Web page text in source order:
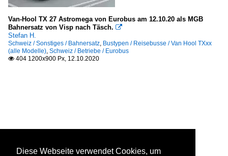
Van-Hool TX 27 Astromega von Eurobus am 12.10.20 als MGB
Bahnersatz von Visp nach Täsch. 
Stefan H.
Schweiz / Sonstiges / Bahnersatz, Bustypen / Reisebusse / Van Hool TXxx
(alle Modelle), Schweiz / Betriebe / Eurobus
 404 1200x900 Px, 12.10.2020
Diese Webseite verwendet Cookies, um